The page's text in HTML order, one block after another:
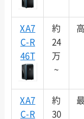
XA7
C-R
46T
約
24
万
~
XA7
C-R
約
30